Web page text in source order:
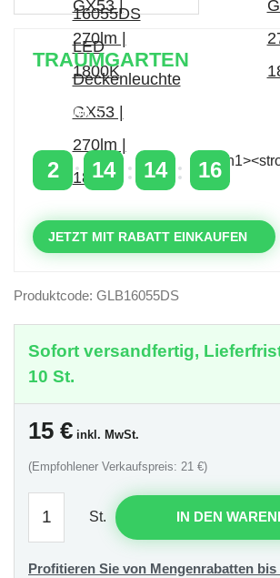
TRAUMGARTEN
über 400 €
2 14 14 16
JETZT MIT RABATT EINKAUFEN
Produktcode: GLB16055DS
Sofort versandfertig,
10 St.
15 € inkl. MwSt.
(Empfohlener Verkaufspreis: 21 €)
St. IN DEN
Profitieren Sie von Mengenrabatten bis